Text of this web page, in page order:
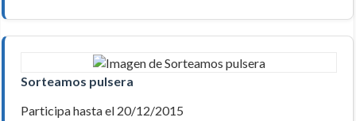
Sorteamos pulsera
Participa hasta el 20/12/2015